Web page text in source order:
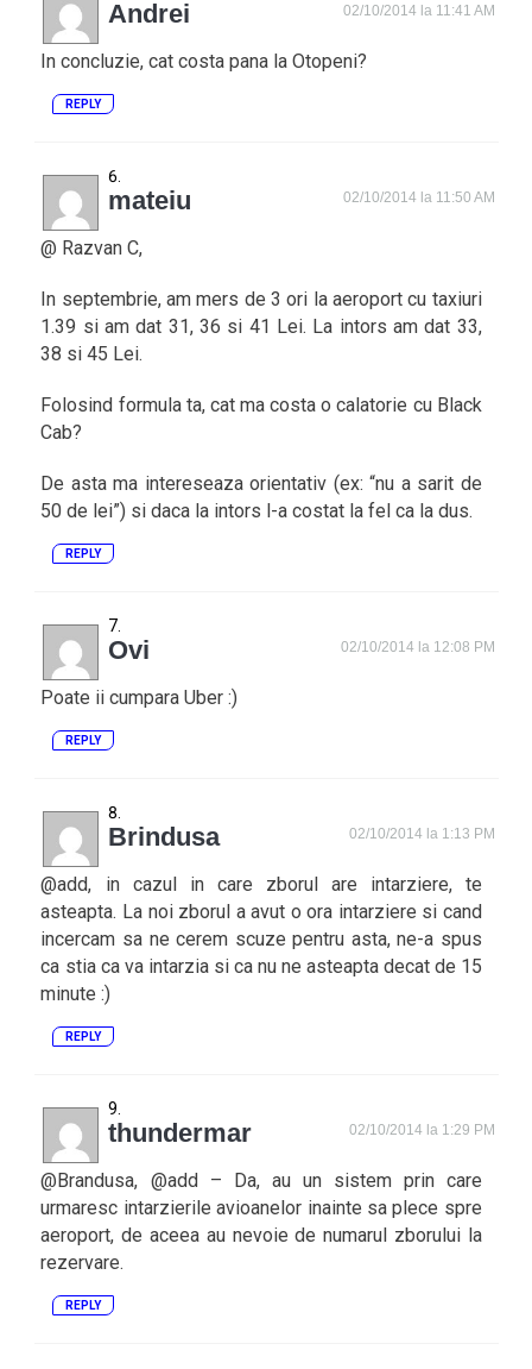
Andrei 02/10/2014 la 11:41 AM
In concluzie, cat costa pana la Otopeni?
REPLY
mateiu 02/10/2014 la 11:50 AM
@ Razvan C,
In septembrie, am mers de 3 ori la aeroport cu taxiuri
1.39 si am dat 31, 36 si 41 Lei. La intors am dat 33,
38 si 45 Lei.
Folosind formula ta, cat ma costa o calatorie cu Black
Cab?
De asta ma intereseaza orientativ (ex: “nu a sarit de
50 de lei”) si daca la intors l-a costat la fel ca la dus.
REPLY
Ovi 02/10/2014 la 12:08 PM
Poate ii cumpara Uber :)
REPLY
Brindusa 02/10/2014 la 1:13 PM
@add, in cazul in care zborul are intarziere, te
asteapta. La noi zborul a avut o ora intarziere si cand
incercam sa ne cerem scuze pentru asta, ne-a spus
ca stia ca va intarzia si ca nu ne asteapta decat de 15
minute :)
REPLY
thundermar 02/10/2014 la 1:29 PM
@Brandusa, @add – Da, au un sistem prin care
urmaresc intarzierile avioanelor inainte sa plece spre
aeroport, de aceea au nevoie de numarul zborului la
rezervare.
REPLY